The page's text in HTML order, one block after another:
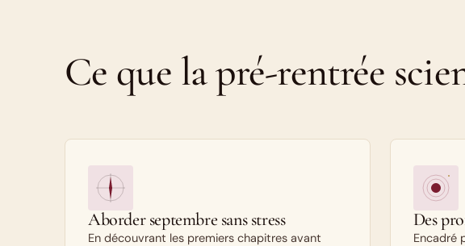
Ce que la pré-rentrée
Aborder septembre sans stress
En découvrant les premiers chapitres avant
Des
Encadré